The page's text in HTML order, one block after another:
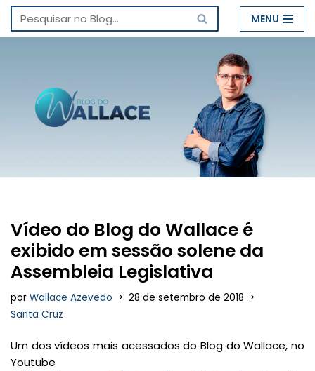
Pular
conteúdo
MENU
Vídeo do Blog do Wallace é
exibido em sessão solene da
Assembleia Legislativa
por Wallace Azevedo
28 de setembro de 2018
Santa Cruz
Um dos vídeos mais acessados do Blog do Wallace, no
Youtube